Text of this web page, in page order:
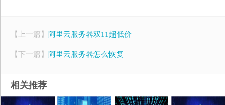
【上一篇】 阿里云服务器双11超低价
【下一篇】 阿里云服务器怎么恢复
相关推荐